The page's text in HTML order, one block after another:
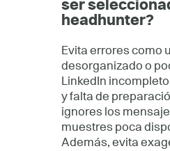
ser
headhunter?
Evita errores como
desorganizado o
LinkedIn
y falta de
ignores los
muestres poca
Además, evita